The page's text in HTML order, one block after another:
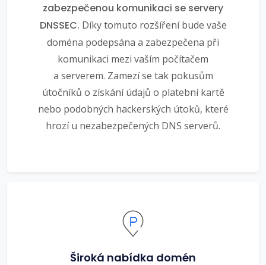
zabezpečenou komunikaci se servery
DNSSEC. Díky tomuto rozšíření bude vaše
doména podepsána a zabezpečena při
komunikaci mezi vaším počítačem
a serverem. Zamezí se tak pokusům
útočníků o získání údajů o platební kartě
nebo podobných hackerských útoků, které
hrozí u nezabezpečených DNS serverů.
Široká nabídka domén